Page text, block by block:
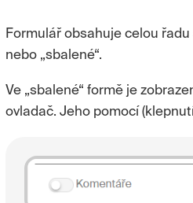
Formulář obsahuje celou
nebo „sbalené“.
Ve „sbalené“ formě je
ovladač. Jeho pomocí